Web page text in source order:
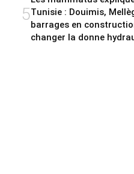
5Tunisie : Douimis,
barrages en
changer la donne